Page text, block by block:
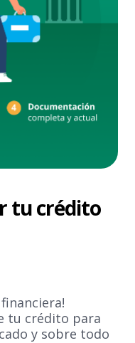
tu crédito
tu crédito para
y sobre todo